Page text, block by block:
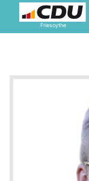
Friesoythe